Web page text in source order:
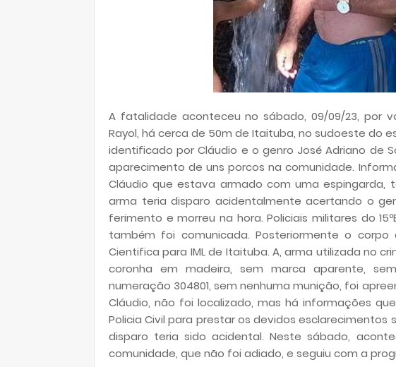
A fatalidade aconteceu no sábado, 09/09/23, por
Rayol, há cerca de 50m de Itaituba, no sudoeste do
identificado por Cláudio e o genro José Adriano de
aparecimento de uns porcos na comunidade.
Cláudio que estava armado com uma espingarda,
arma teria disparo acidentalmente acertando o
ferimento e morreu na hora. Policiais militares do
também foi comunicada. Posteriormente o
Cientifica para IML de Itaituba. A, arma utilizada no
coronha em madeira, sem marca aparente,
numeração 304801, sem nenhuma munição, foi
Cláudio, não foi localizado, mas há informações
Policia Civil para prestar os devidos
disparo teria sido acidental. Neste sábado,
comunidade, que não foi adiado, e seguiu com a